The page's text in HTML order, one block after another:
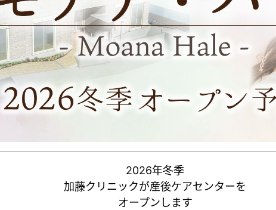
2026年冬季
加藤クリニックが産後ケアセンターを
オープンします